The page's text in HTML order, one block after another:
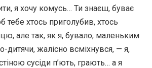
я хочу комусь… Ти знаєш, буває
тебе хтось приголубив, хтось
але так, як я, бувало, маленьким
дитячи, жалісно всміхнувся, — я,
сусіди п’ють, грають… а я